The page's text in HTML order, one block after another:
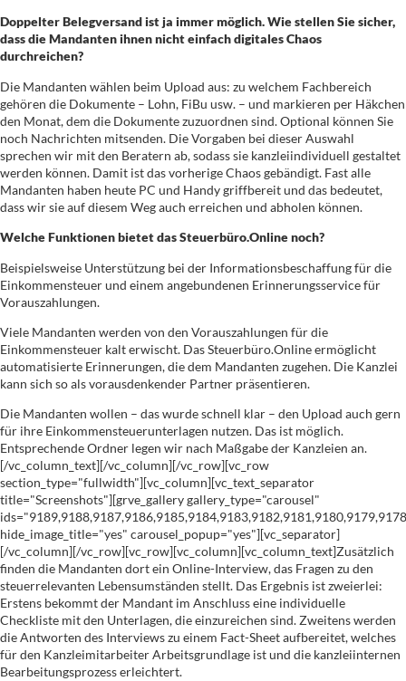
Doppelter Belegversand ist ja immer möglich. Wie stellen Sie sicher,
dass die Mandanten ihnen nicht einfach digitales Chaos
durchreichen?
Die Mandanten wählen beim Upload aus: zu welchem Fachbereich
gehören die Dokumente – Lohn, FiBu usw. – und markieren per Häkchen
den Monat, dem die Dokumente zuzuordnen sind. Optional können Sie
noch Nachrichten mitsenden. Die Vorgaben bei dieser Auswahl
sprechen wir mit den Beratern ab, sodass sie kanzleiindividuell gestaltet
werden können. Damit ist das vorherige Chaos gebändigt. Fast alle
Mandanten haben heute PC und Handy griffbereit und das bedeutet,
dass wir sie auf diesem Weg auch erreichen und abholen können.
Welche Funktionen bietet das Steuerbüro.Online noch?
Beispielsweise Unterstützung bei der Informationsbeschaffung für die
Einkommensteuer und einem angebundenen Erinnerungsservice für
Vorauszahlungen.
Viele Mandanten werden von den Vorauszahlungen für die
Einkommensteuer kalt erwischt. Das Steuerbüro.Online ermöglicht
automatisierte Erinnerungen, die dem Mandanten zugehen. Die Kanzlei
kann sich so als vorausdenkender Partner präsentieren.
Die Mandanten wollen – das wurde schnell klar – den Upload auch gern
für ihre Einkommensteuerunterlagen nutzen. Das ist möglich.
Entsprechende Ordner legen wir nach Maßgabe der Kanzleien an.
[/vc_column_text][/vc_column][/vc_row][vc_row
section_type="fullwidth"][vc_column][vc_text_separator
title="Screenshots"][grve_gallery gallery_type="carousel"
hide_image_title="yes" carousel_popup="yes"][vc_separator]
[/vc_column][/vc_row][vc_row][vc_column][vc_column_text]Zusätzlich
finden die Mandanten dort ein Online-Interview, das Fragen zu den
steuerrelevanten Lebensumständen stellt. Das Ergebnis ist zweierlei:
Erstens bekommt der Mandant im Anschluss eine individuelle
Checkliste mit den Unterlagen, die einzureichen sind. Zweitens werden
die Antworten des Interviews zu einem Fact-Sheet aufbereitet, welches
für den Kanzleimitarbeiter Arbeitsgrundlage ist und die kanzleiinternen
Bearbeitungsprozess erleichtert.